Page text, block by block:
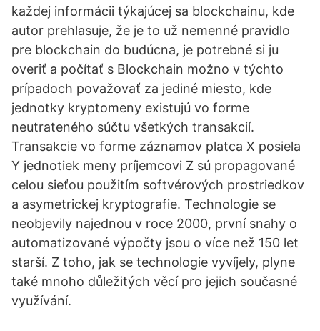
každej informácii týkajúcej sa blockchainu, kde
autor prehlasuje, že je to už nemenné pravidlo
pre blockchain do budúcna, je potrebné si ju
overiť a počítať s Blockchain možno v týchto
prípadoch považovať za jediné miesto, kde
jednotky kryptomeny existujú vo forme
neutrateného súčtu všetkých transakcií.
Transakcie vo forme záznamov platca X posiela
Y jednotiek meny príjemcovi Z sú propagované
celou sieťou použitím softvérových prostriedkov
a asymetrickej kryptografie. Technologie se
neobjevily najednou v roce 2000, první snahy o
automatizované výpočty jsou o více než 150 let
starší. Z toho, jak se technologie vyvíjely, plyne
také mnoho důležitých věcí pro jejich současné
využívání.